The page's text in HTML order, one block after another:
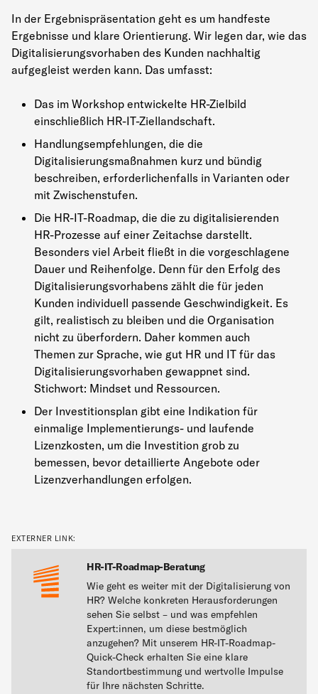
In der Ergebnispräsentation geht es um handfeste
Ergebnisse und klare Orientierung. Wir legen dar, wie das
Digitalisierungsvorhaben des Kunden nachhaltig
aufgegleist werden kann. Das umfasst:
Das im Workshop entwickelte HR-Zielbild
einschließlich HR-IT-Ziellandschaft.
Handlungsempfehlungen, die die
Digitalisierungsmaßnahmen kurz und bündig
beschreiben, erforderlichenfalls in Varianten oder
mit Zwischenstufen.
Die HR-IT-Roadmap, die die zu digitalisierenden
HR-Prozesse auf einer Zeitachse darstellt.
Besonders viel Arbeit fließt in die vorgeschlagene
Dauer und Reihenfolge. Denn für den Erfolg des
Digitalisierungsvorhabens zählt die für jeden
Kunden individuell passende Geschwindigkeit. Es
gilt, realistisch zu bleiben und die Organisation
nicht zu überfordern. Daher kommen auch
Themen zur Sprache, wie gut HR und IT für das
Digitalisierungsvorhaben gewappnet sind.
Stichwort: Mindset und Ressourcen.
Der Investitionsplan gibt eine Indikation für
einmalige Implementierungs- und laufende
Lizenzkosten, um die Investition grob zu
bemessen, bevor detaillierte Angebote oder
Lizenzverhandlungen erfolgen.
EXTERNER LINK:
HR-IT-Roadmap-Beratung
Wie geht es weiter mit der Digitalisierung von
HR? Welche konkreten Herausforderungen
sehen Sie selbst – und was empfehlen
Expert:innen, um diese bestmöglich
anzugehen? Mit unserem HR-IT-Roadmap-
Quick-Check erhalten Sie eine klare
Standortbestimmung und wertvolle Impulse
für Ihre nächsten Schritte.